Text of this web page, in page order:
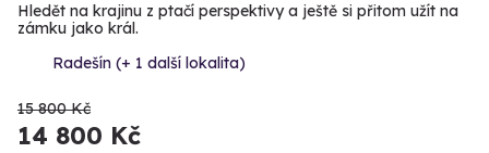
Hledět na krajinu z ptačí perspektivy a ještě si přitom užít na
zámku jako král.
Radešín (+ 1 další lokalita)
15 800 Kč
14 800 Kč